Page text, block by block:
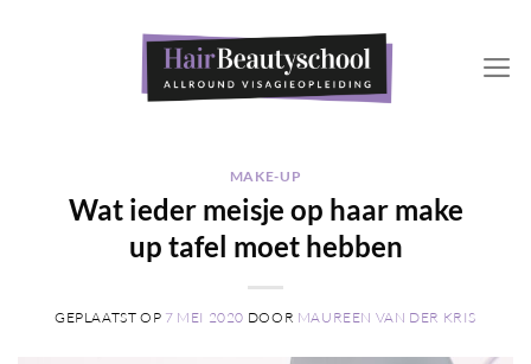
MAKE-UP
Wat ieder meisje op haar make
up tafel moet hebben
GEPLAATST OP 7 MEI 2020 DOOR MAUREEN VAN DER KRIS